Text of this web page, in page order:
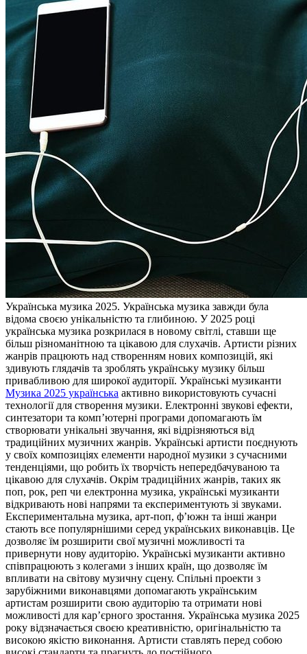
Укрaїнськa музикa 2025. Укрaїнськa музика завжди була
відома своєю унікальністю та глибиною. У 2025 році
українська музика розкрилася в новому світлі, ставши ще
більш різноманітною та цікавою для слухачів. Артисти різних
жанрів працюють над створенням нових композицій, які
здивують глядачів та зроблять українську музику більш
привабливою для широкої аудиторії. Українські музиканти
Музика 2025 українська активно використовують сучасні
технології для створення музики. Електронні звукові ефекти,
синтезатори та комп’ютерні програми допомагають їм
створювати унікальні звучання, які відрізняються від
традиційних музичних жанрів. Українські артисти поєднують
у своїх композиціях елементи народної музики з сучасними
тенденціями, що робить їх творчість непередбачуваною та
цікавою для слухачів. Окрім традиційних жанрів, таких як
поп, рок, реп чи електронна музика, українські музиканти
відкривають нові напрями та експериментують зі звуками.
Експериментальна музика, арт-поп, ф’южн та інші жанри
стають все популярнішими серед українських виконавців. Це
дозволяє їм розширити свої музичні можливості та
привернути нову аудиторію. Українські музиканти активно
співпрацюють з колегами з інших країн, що дозволяє їм
впливати на світову музичну сцену. Спільні проекти з
зарубіжними виконавцями допомагають українським
артистам розширити свою аудиторію та отримати нові
можливості для кар’єрного зростання. Українська музика 2025
року відзначається своєю креативністю, оригінальністю та
високою якістю виконання. Артисти ставлять перед собою